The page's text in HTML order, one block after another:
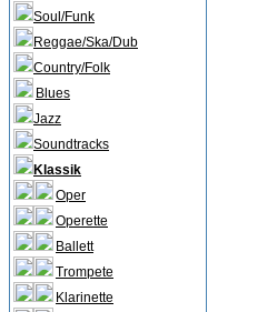
Soul/Funk
Reggae/Ska/Dub
Country/Folk
Blues
Jazz
Soundtracks
Klassik
Oper
Operette
Ballett
Trompete
Klarinette